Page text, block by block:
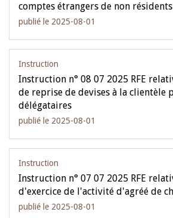
comptes étrangers de non résidents
publié le 2025-08-01
Instruction
Instruction n° 08 07 2025 RFE
de reprise de devises à la clientèle
délégataires
publié le 2025-08-01
Instruction
Instruction n° 07 07 2025 RFE
d'exercice de l'activité d'agréé de
publié le 2025-08-01